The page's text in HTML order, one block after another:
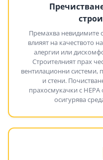
Премахва невидимите
влияят на качеството
алергии или
Строителният прах
вентилационни системи,
и стени.
прахосмукачки с
осигурява